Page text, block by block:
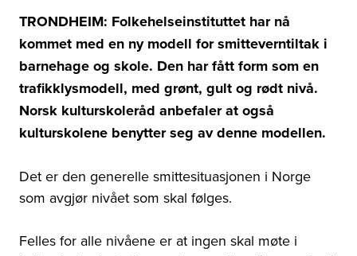
TRONDHEIM: Folkehelseinstituttet har nå
kommet med en ny modell for smitteverntiltak i
barnehage og skole. Den har fått form som en
trafikklysmodell, med grønt, gult og rødt nivå.
Norsk kulturskoleråd anbefaler at også
kulturskolene benytter seg av denne modellen.
Det er den generelle smittesituasjonen i Norge
som avgjør nivået som skal følges.
Felles for alle nivåene er at ingen skal møte i